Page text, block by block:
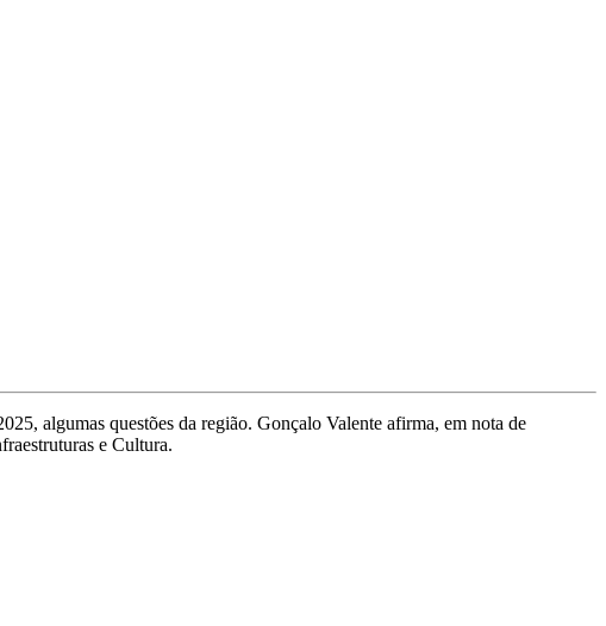
algumas questões da região. Gonçalo Valente afirma, em nota de
e Cultura.